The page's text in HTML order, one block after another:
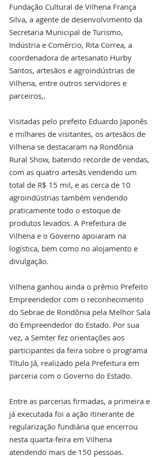
Fundação Cultural de Vilhena França
Silva, a agente de desenvolvimento da
Secretaria Municipal de Turismo,
Indústria e Comércio, Rita Correa, a
coordenadora de artesanato Hurby
Santos, artesãos e agroindústrias de
Vilhena, entre outros servidores e
parceiros,.
Visitadas pelo prefeito Eduardo Japonês
e milhares de visitantes, os artesãos de
Vilhena se destacaram na Rondônia
Rural Show, batendo recorde de vendas,
com as quatro artesãs vendendo um
total de R$ 15 mil, e as cerca de 10
agroindústrias também vendendo
praticamente todo o estoque de
produtos levados. A Prefeitura de
Vilhena e o Governo apoiaram na
logística, bem como no alojamento e
divulgação.
Vilhena ganhou ainda o prêmio Prefeito
Empreendedor com o reconhecimento
do Sebrae de Rondônia pela Melhor Sala
do Empreendedor do Estado. Por sua
vez, a Semter fez orientações aos
participantes da feira sobre o programa
Título Já, realizado pela Prefeitura em
parceria com o Governo do Estado.
Entre as parcerias firmadas, a primeira e
já executada foi a ação itinerante de
regularização fundiária que encerrou
nesta quarta-feira em Vilhena
atendendo mais de 150 pessoas.